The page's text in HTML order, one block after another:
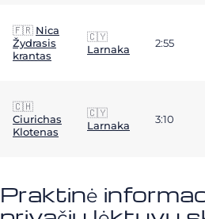
🇫🇷 Nica
Žydrasis
krantas
🇨🇾
Larnaka
2:55
🇨🇭
Ciurichas
Klotenas
🇨🇾
Larnaka
3:10
Praktinė